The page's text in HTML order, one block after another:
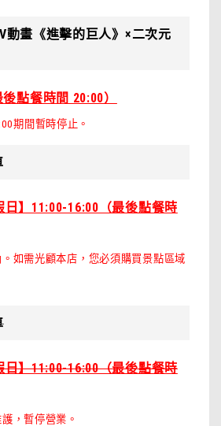
動畫《進擊的巨人》×二次元
點餐時間 20:00）
期間暫時停止。
日】11:00-16:00（最後點餐時
如需光顧本店，您必須購買景點區域
】11:00-16:00（最後點餐時
，暫停營業。